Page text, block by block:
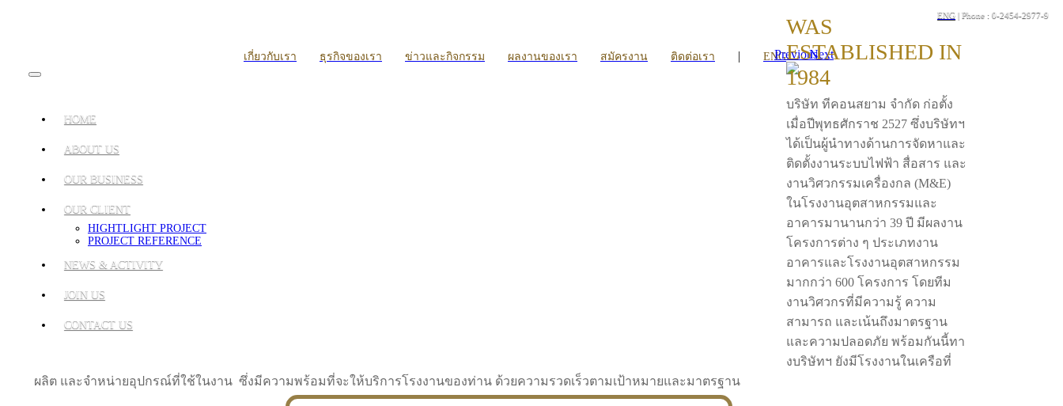
ENG | Phone : 0-2454-2977-9
เกี่ยวกับเรา ธุรกิจของเรา ข่าวและกิจกรรม ผลงานของเรา สมัครงาน ติดต่อเรา | ENG
HOME
ABOUT US
OUR BUSINESS
OUR CLIENT
HIGHTLIGHT PROJECT
PROJECT REFERENCE
NEWS & ACTIVITY
JOIN US
CONTACT US
PreviousNext
WAS
ESTABLISHED IN
1984
บริษัท ทีคอนสยาม จำกัด ก่อตั้ง
เมื่อปีพุทธศักราช 2527 ซึ่งบริษัทฯ
ได้เป็นผู้นำทางด้านการจัดหาและ
ติดตั้งงานระบบไฟฟ้า สื่อสาร และ
งานวิศวกรรมเครื่องกล (M&E)
ในโรงงานอุตสาหกรรมและ
อาคารมานานกว่า 39 ปี มีผลงาน
โครงการต่าง ๆ ประเภทงาน
อาคารและโรงงานอุตสาหกรรม
มากกว่า 600 โครงการ โดยทีม
งานวิศวกรที่มีความรู้ ความ
สามารถ และเน้นถึงมาตรฐาน
และความปลอดภัย พร้อมกันนี้ทา
งบริษัทฯ ยังมีโรงงานในเครือที่
ผลิต และจำหน่ายอุปกรณ์ที่ใช้ในงาน ซึ่งมีความพร้อมที่จะให้บริการโรงงานของท่าน ด้วยความรวดเร็วตามเป้าหมายและมาตรฐาน